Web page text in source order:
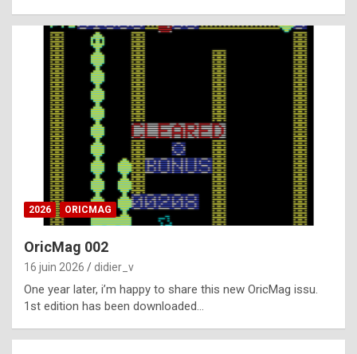
u
l
y
d
i
ff
i
l
t
t
2026 ORICMAG
OricMag 002
16 juin 2026 didier_v
One year later, i’m happy to share this new OricMag issu.
1st edition has been downloaded…